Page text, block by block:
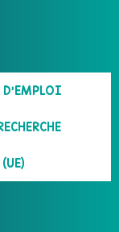
D’EMPLOI